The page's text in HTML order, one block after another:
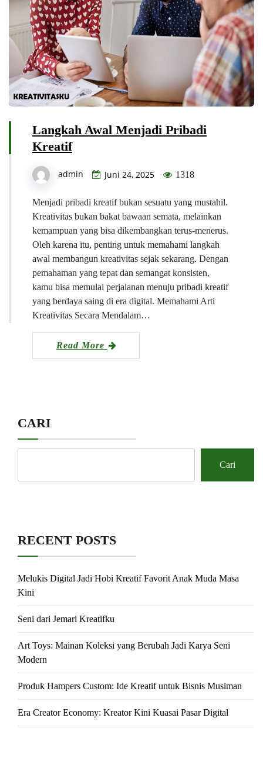
Langkah Awal Menjadi Pribadi
Kreatif
admin Juni 24, 2025 1318
Menjadi pribadi kreatif bukan sesuatu yang mustahil.
Kreativitas bukan bakat bawaan semata, melainkan
kemampuan yang bisa dikembangkan terus-menerus.
Oleh karena itu, penting untuk memahami langkah
awal membangun kreativitas sejak sekarang. Dengan
pemahaman yang tepat dan semangat konsisten,
kamu bisa memulai perjalanan menuju pribadi kreatif
yang berdaya saing di era digital. Memahami Arti
Kreativitas Secara Mendalam…
Read More
CARI
Cari
RECENT POSTS
Melukis Digital Jadi Hobi Kreatif Favorit Anak Muda Masa
Kini
Seni dari Jemari Kreatifku
Art Toys: Mainan Koleksi yang Berubah Jadi Karya Seni
Modern
Produk Hampers Custom: Ide Kreatif untuk Bisnis Musiman
Era Creator Economy: Kreator Kini Kuasai Pasar Digital